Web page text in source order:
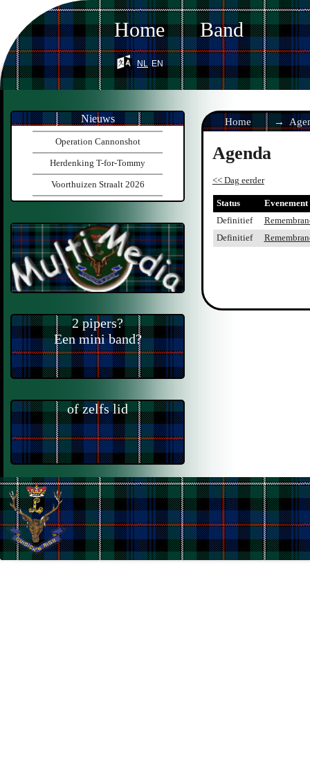
Home Band
nl en
Home
Agenda
<< Dag eerder
Status
Evenement
Definitief
Definitief
Nieuws
Operation Cannonshot
Herdenking T-for-Tommy
Voorthuizen Straalt 2026
2 pipers?
Een mini band?
of zelfs lid